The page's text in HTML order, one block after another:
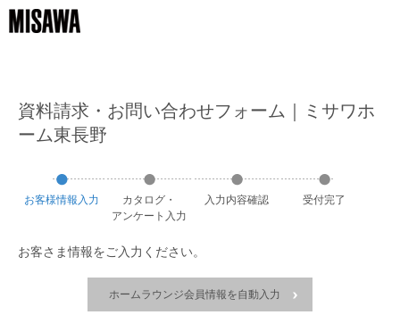
資料請求・お問い合わせフォーム｜ミサワホ
ーム東長野
お客様情報 入力
カタログ・
アンケート 入力
入力内容確認 受付完了
お客さま情報をご入力ください。
ホームラウンジ会員情報を自動入力